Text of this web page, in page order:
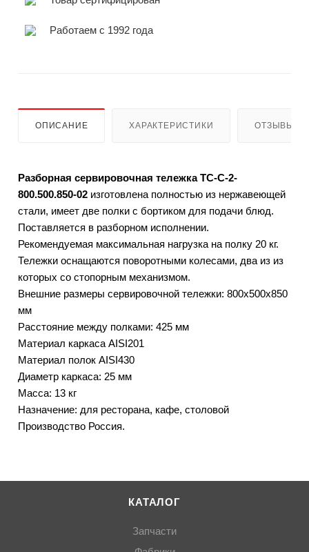
Работаем с 1992 года
ОПИСАНИЕ ХАРАКТЕРИСТИКИ ОТЗЫВЫ
Разборная сервировочная тележка ТС-С-2-
800.500.850-02 изготовлена полностью из нержавеющей
стали, имеет две полки с бортиком для подачи блюд.
Поставляется в разборном исполнении.
Рекомендуемая максимальная нагрузка на полку 20 кг.
Тележки оснащаются поворотными колесами, два из из
которых со стопорным механизмом.
Внешние размеры сервировочной тележки: 800х500х850
мм
Расстояние между полками: 425 мм
Материал каркаса AISI201
Материал полок AISI430
Диаметр каркаса: 25 мм
Масса: 13 кг
Назначение: для ресторана, кафе, столовой
Производство Россия.
КАТАЛОГ
Запчасти